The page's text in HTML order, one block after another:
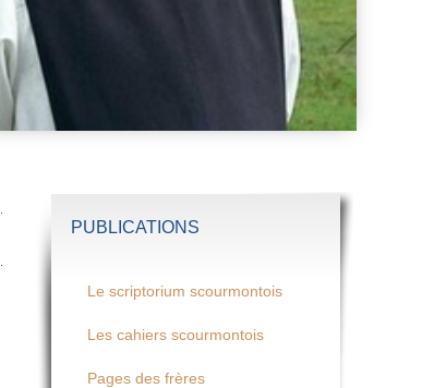
PUBLICATIONS
Le scriptorium scourmontois
Les cahiers scourmontois
Pages des frères